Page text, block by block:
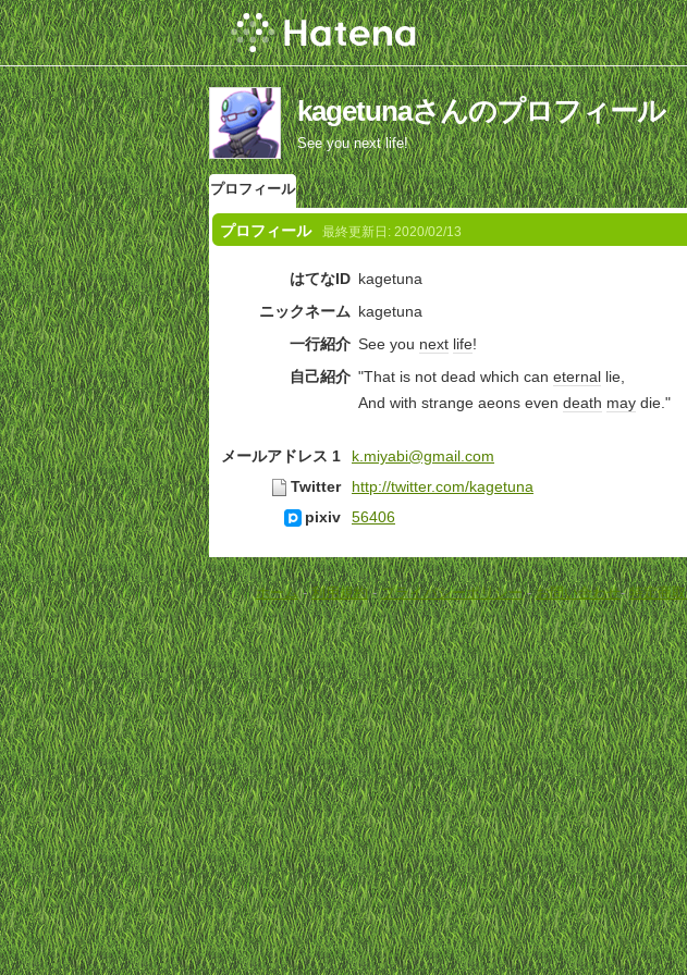
kagetunaさんのプロフィール
See you next life!
プロフィール
プロフィール 最終更新日: 2020/02/13
はてなID kagetuna
ニックネーム kagetuna
一行紹介 See you next life!
自己紹介 "That is not dead which can eternal lie,
And with strange aeons even death may die."
メールアドレス 1
k.miyabi@gmail.com
Twitter
http://twitter.com/kagetuna
pixiv
56406
ホーム-利用規約-プライバシーポリシー-お問い合わせ-特定商